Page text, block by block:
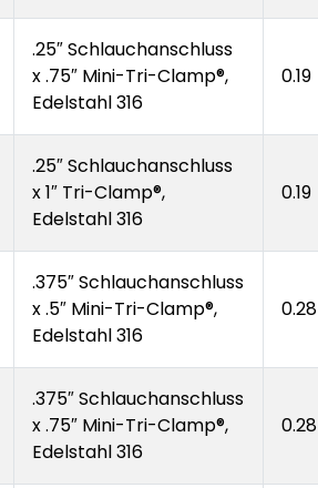
.25″ Schlauchanschluss
x .75″ Mini-Tri-Clamp®,
Edelstahl 316
0.19
.25″ Schlauchanschluss
x 1″ Tri-Clamp®,
Edelstahl 316
0.19
.375″ Schlauchanschluss
x .5″ Mini-Tri-Clamp®,
Edelstahl 316
0.28
.375″ Schlauchanschluss
x .75″ Mini-Tri-Clamp®,
Edelstahl 316
0.28